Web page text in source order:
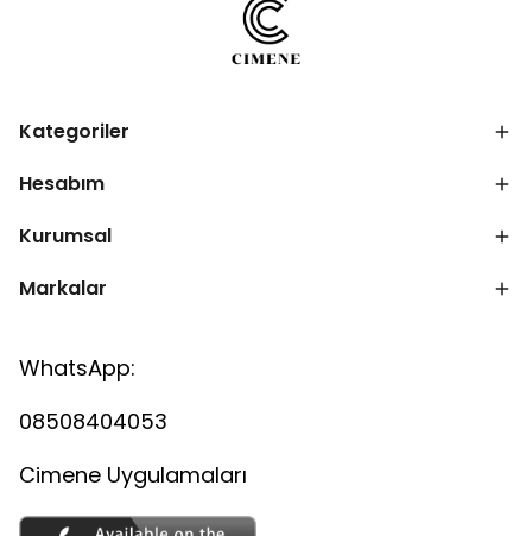
Kategoriler
Hesabım
Kurumsal
Markalar
WhatsApp:
08508404053
Cimene Uygulamaları